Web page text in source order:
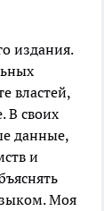
издания.
властей,
В своих
данные,
и
Моя